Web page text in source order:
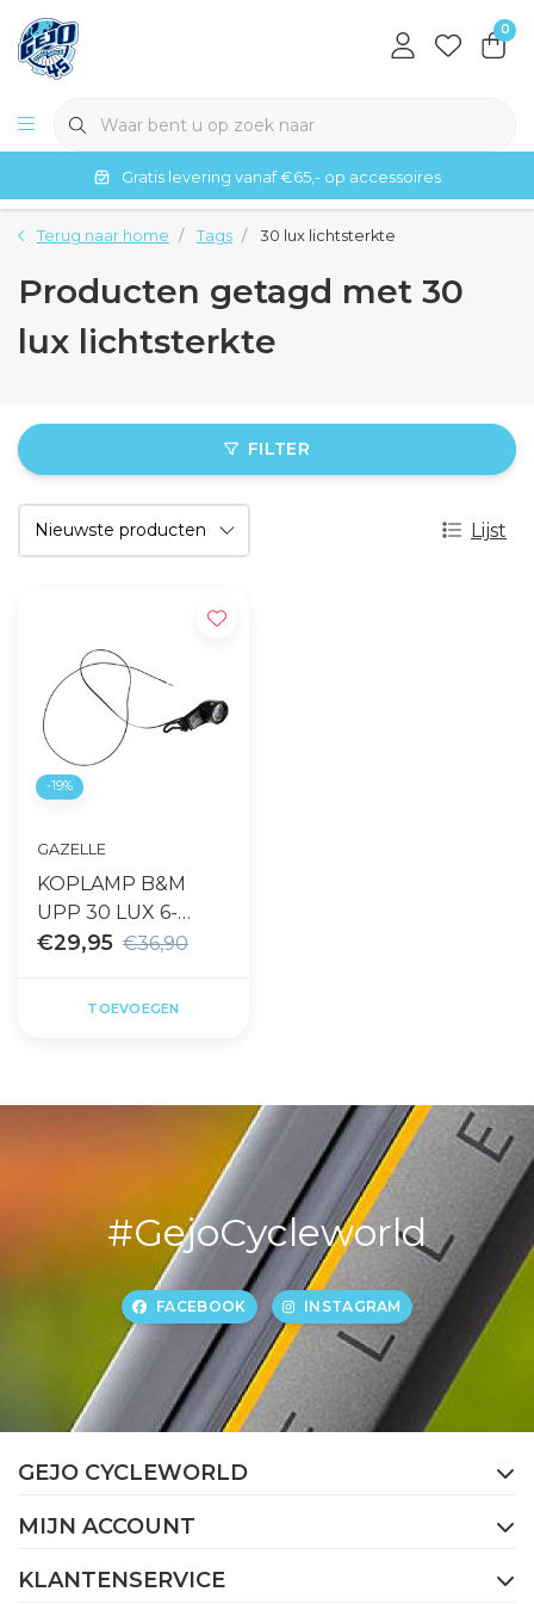
0
Gratis levering vanaf €65,- op accessoires
Terug naar home Tags 30 lux lichtsterkte
Producten getagd met 30
lux lichtsterkte
FILTER
Lijst
-19%
GAZELLE
KOPLAMP B&M
UPP 30 LUX 6-
12VDC LICHTKABEL
€29,95 €36,90
TOEVOEGEN
#GejoCycleworld
FACEBOOK INSTAGRAM
GEJO CYCLEWORLD
MIJN ACCOUNT
KLANTENSERVICE